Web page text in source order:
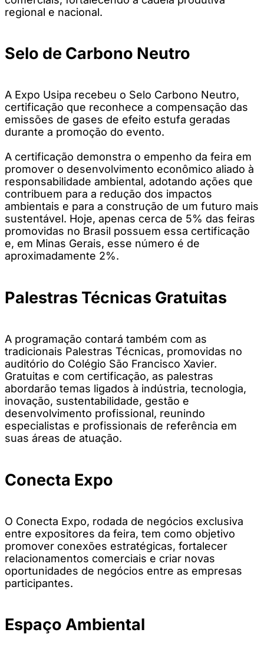
regional e nacional.
Selo de Carbono Neutro
A Expo Usipa recebeu o Selo Carbono Neutro,
certificação que reconhece a compensação das
emissões de gases de efeito estufa geradas
durante a promoção do evento.
A certificação demonstra o empenho da feira em
promover o desenvolvimento econômico aliado à
responsabilidade ambiental, adotando ações que
contribuem para a redução dos impactos
ambientais e para a construção de um futuro mais
sustentável. Hoje, apenas cerca de 5% das feiras
promovidas no Brasil possuem essa certificação
e, em Minas Gerais, esse número é de
aproximadamente 2%.
Palestras Técnicas Gratuitas
A programação contará também com as
tradicionais Palestras Técnicas, promovidas no
auditório do Colégio São Francisco Xavier.
Gratuitas e com certificação, as palestras
abordarão temas ligados à indústria, tecnologia,
inovação, sustentabilidade, gestão e
desenvolvimento profissional, reunindo
especialistas e profissionais de referência em
suas áreas de atuação.
Conecta Expo
O Conecta Expo, rodada de negócios exclusiva
entre expositores da feira, tem como objetivo
promover conexões estratégicas, fortalecer
relacionamentos comerciais e criar novas
oportunidades de negócios entre as empresas
participantes.
Espaço Ambiental